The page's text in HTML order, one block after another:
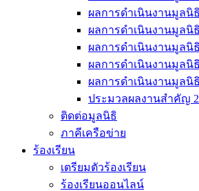
ผลการดำเนินงานมูลนิธิ
ผลการดำเนินงานมูลนิธิ
ผลการดำเนินงานมูลนิ
ผลการดำเนินงานมูลนิ
ผลการดำเนินงานมูลนิ
ประมวลผลงานสำคัญ
ติดต่อมูลนิธิ
ภาคีเครือข่าย
ร้องเรียน
เตรียมตัวร้องเรียน
ร้องเรียนออนไลน์